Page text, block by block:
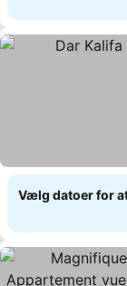
Vælg datoer for